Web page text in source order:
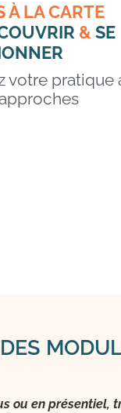
À LA CARTE
& SE
votre pratique
ou en présentiel,